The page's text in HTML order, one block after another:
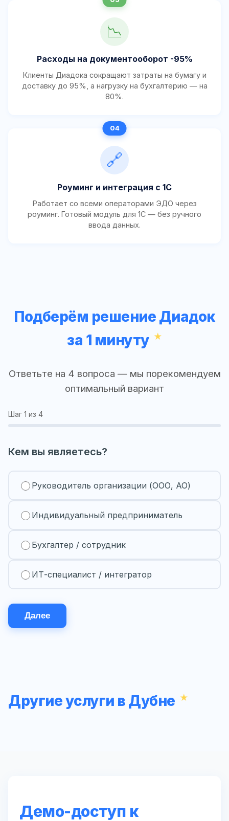
📉
Расходы на документооборот -95%
Клиенты Диадока сокращают затраты на бумагу и
доставку до 95%, а нагрузку на бухгалтерию — на
80%.
🔗
Роуминг и интеграция с 1С
Работает со всеми операторами ЭДО через
роуминг. Готовый модуль для 1С — без ручного
ввода данных.
Подберём решение Диадок
за 1 минуту
Ответьте на 4 вопроса — мы порекомендуем
оптимальный вариант
Шаг 1 из 4
Кем вы являетесь?
Руководитель организации (ООО, АО)
Индивидуальный предприниматель
Бухгалтер / сотрудник
ИТ-специалист / интегратор
Далее
Другие услуги в Дубне
Демо-доступ к